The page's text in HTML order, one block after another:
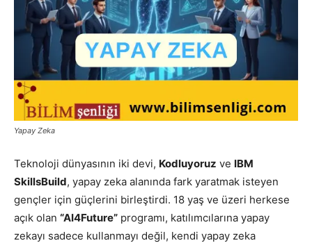
Yapay Zeka
Teknoloji dünyasının iki devi, Kodluyoruz ve IBM
SkillsBuild, yapay zeka alanında fark yaratmak isteyen
gençler için güçlerini birleştirdi. 18 yaş ve üzeri herkese
açık olan “AI4Future” programı, katılımcılarına yapay
zekayı sadece kullanmayı değil, kendi yapay zeka